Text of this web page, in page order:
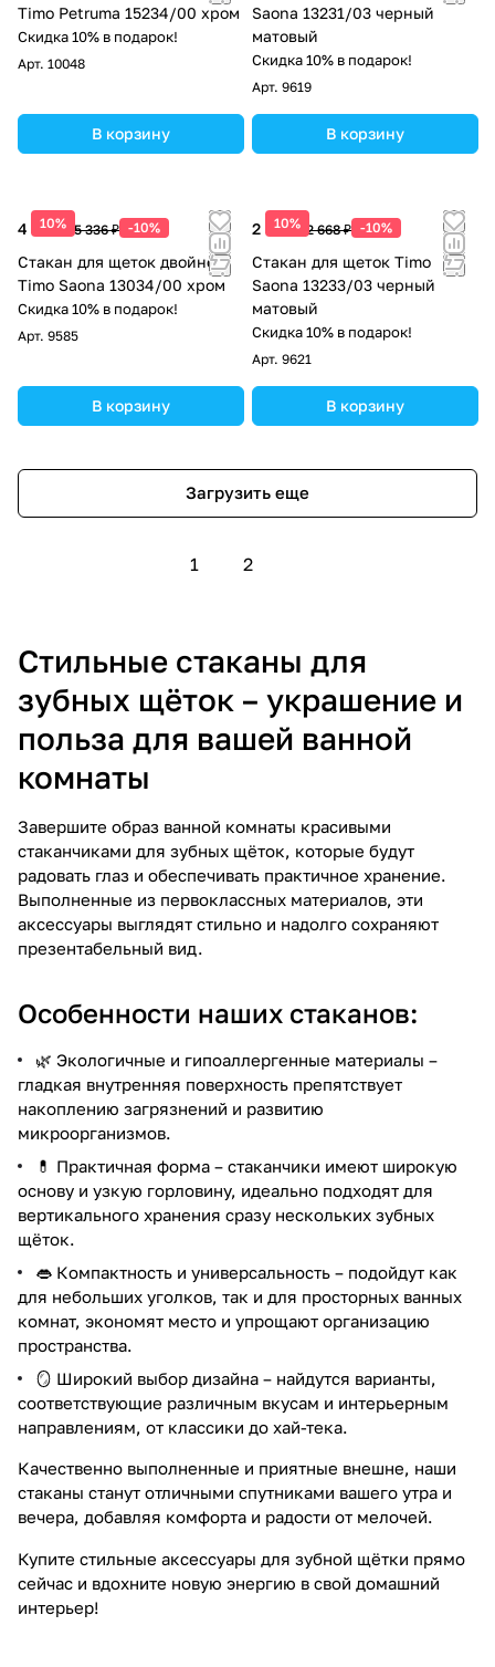
Timo Petruma 15234/00 хром
Скидка 10% в подарок!
Арт. 10048
В корзину
Saona 13231/03 черный
матовый
Скидка 10% в подарок!
Арт. 9619
В корзину
10%
4 802 ₽ 5 336 ₽ -10%
Стакан для щеток двойной
Timo Saona 13034/00 хром
Скидка 10% в подарок!
Арт. 9585
В корзину
10%
2 401 ₽ 2 668 ₽ -10%
Стакан для щеток Timo
Saona 13233/03 черный
матовый
Скидка 10% в подарок!
Арт. 9621
В корзину
Загрузить еще
1 2
Стильные стаканы для
зубных щёток – украшение и
польза для вашей ванной
комнаты
Завершите образ ванной комнаты красивыми
стаканчиками для зубных щёток, которые будут
радовать глаз и обеспечивать практичное хранение.
Выполненные из первоклассных материалов, эти
аксессуары выглядят стильно и надолго сохраняют
презентабельный вид.
Особенности наших стаканов:
🌿 Экологичные и гипоаллергенные материалы –
гладкая внутренняя поверхность препятствует
накоплению загрязнений и развитию
микроорганизмов.
💊 Практичная форма – стаканчики имеют широкую
основу и узкую горловину, идеально подходят для
вертикального хранения сразу нескольких зубных
щёток.
👄 Компактность и универсальность – подойдут как
для небольших уголков, так и для просторных ванных
комнат, экономят место и упрощают организацию
пространства.
🪞 Широкий выбор дизайна – найдутся варианты,
соответствующие различным вкусам и интерьерным
направлениям, от классики до хай-тека.
Качественно выполненные и приятные внешне, наши
стаканы станут отличными спутниками вашего утра и
вечера, добавляя комфорта и радости от мелочей.
Купите стильные аксессуары для зубной щётки прямо
сейчас и вдохните новую энергию в свой домашний
интерьер!